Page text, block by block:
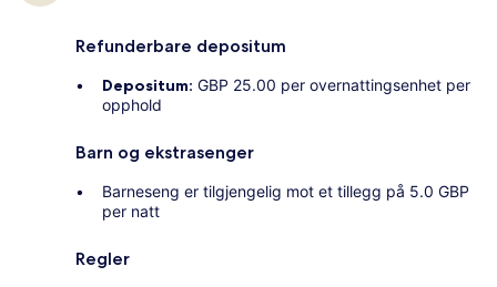
Refunderbare depositum
Depositum: GBP 25.00 per overnattingsenhet per
opphold
Barn og ekstrasenger
Barneseng er tilgjengelig mot et tillegg på 5.0 GBP
per natt
Regler